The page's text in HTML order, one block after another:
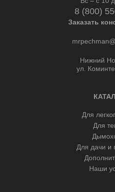
8 (800)
Заказать
Нижний
ул.
Для
Для
Для дачи и
Наши